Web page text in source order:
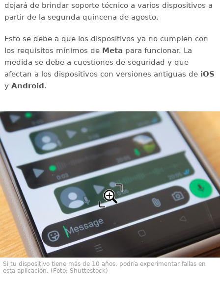
dejará de brindar soporte técnico a varios dispositivos a
partir de la segunda quincena de agosto.
Esto se debe a que los dispositivos ya no cumplen con
los requisitos mínimos de Meta para funcionar. La
medida se debe a cuestiones de seguridad y que
afectan a los dispositivos con versiones antiguas deiOS
y Android.
Si tu dispositivo tiene más de 10 años, podría experimentar fallas en
esta aplicación. (Foto: Shuttestock)